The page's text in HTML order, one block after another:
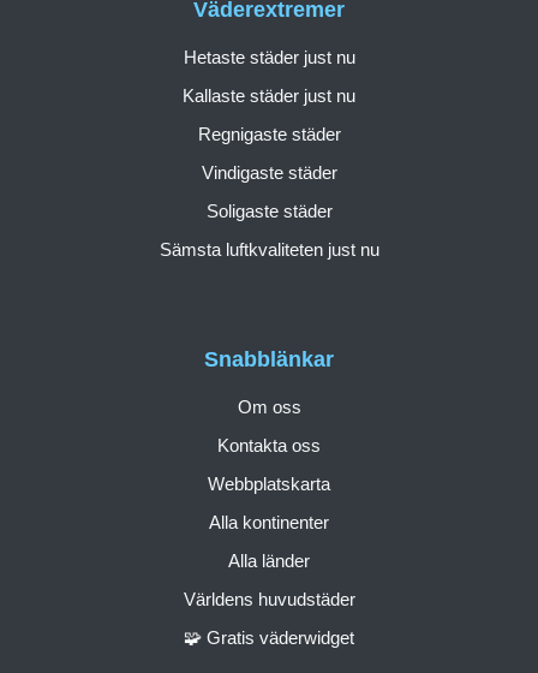
Snabblänkar
Om oss
Kontakta oss
Webbplatskarta
Alla kontinenter
Alla länder
Världens huvudstäder
🧩 Gratis väderwidget
Väderextremer
Hetaste städer just nu
Kallaste städer just nu
Regnigaste städer
Vindigaste städer
Soligaste städer
Sämsta luftkvaliteten just nu